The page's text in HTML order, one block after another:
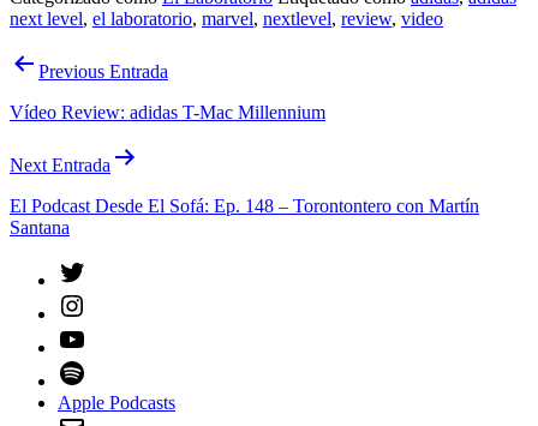
next level, el laboratorio, marvel, nextlevel, review, video
Navegación
de
entradas
Previous Entrada
Vídeo Review: adidas T-Mac Millennium
Next Entrada
El Podcast Desde El Sofá: Ep. 148 – Torontontero con Martín
Santana
Apple Podcasts